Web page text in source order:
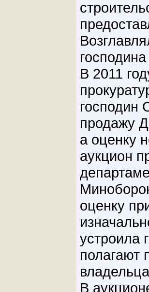
В 2011
господин
продажу
а оценку
аукцион
оценку
устроила
полагают
В